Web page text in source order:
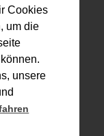
Cookies
um die
unsere
eine